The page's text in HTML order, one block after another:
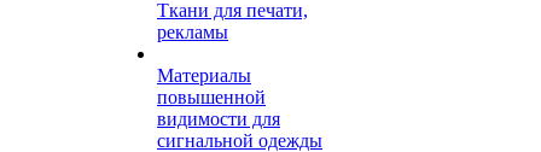
Ткани для печати,
рекламы
Материалы
повышенной
видимости для
сигнальной одежды